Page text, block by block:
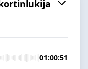
01:00:51